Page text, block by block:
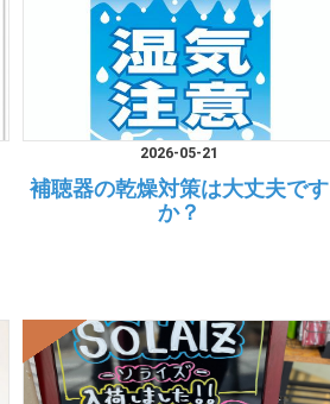
2026-05-21
補聴器の乾燥対策は大丈夫です
か？